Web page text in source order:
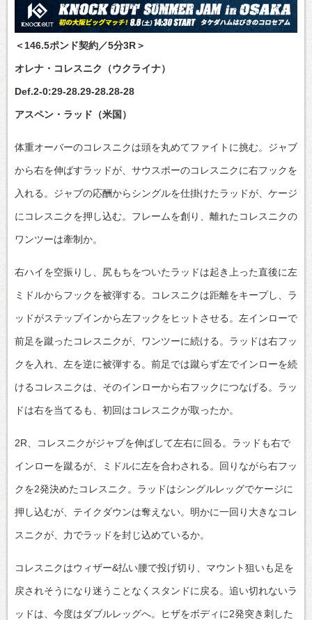
＜146.5ポンド契約／5分3R＞
オレナ・コレスニク（ウクライナ）
Def.2-0:29-28.29-28.28-28
アスペン・ラッド（米国）
体重オーバーのコレスニクは頭を丸めてファイトに挑む。ジャブ
から右を伸ばすラッドが、サウスポーのコレスニクに右フックを
入れる。ジャブの応酬からシングルを仕掛けたラッドが、ケージ
にコレスニクを押し込む。フレームを創り、離れたコレスニクの
ワンツーは牽制か。
右ハイを空振りし、尻もちをついたラッドは起き上った直後に左
ミドルからフックを被弾する。コレスニクは距離をキープし、ラ
ッドがステップインから左フックをヒットさせる。左インローで
前足を蹴ったコレスニクが、ワンツーに続ける。ラッドは右フッ
クを入れ、左を逆に被弾する。前足では蹴らず左でインローを続
けるコレスニクは、そのインローから右フックにつなげる。ラッ
ドは右を当てるも、初回はコレスニクが取ったか。
2R、コレスニクがジャブを伸ばして左右に回る。ラッドも右で
インローを蹴るが、ミドルに左を合わされる。回りながら右フッ
クを2発決めたコレスニク。ラッドはシングルレッグでケージに
押し込むが、テイクダウンは奪えない。明かに一回り大きなコレ
スニクが、力でラッドを封じ込めているか。
コレスニクはウィザー&払い腰で投げ切り、マウント狙いも足を
戻されそうになり迷うことなくスタンドに戻る。追い切れないラ
ッドは、今度はダブルレッグへ。ヒザをボディに2発突き刺した